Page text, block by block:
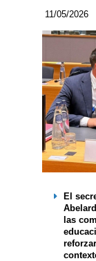
11/05/2026
El
las